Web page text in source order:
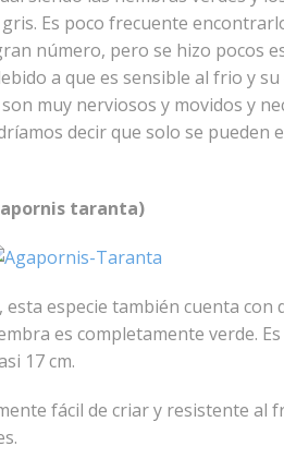
Es poco frecuente
número, pero se hizo pocos
a que es sensible al frio y
muy nerviosos y movidos y
decir que solo se pueden
taranta)
especie también cuenta con
es completamente verde.
17 cm.
fácil de criar y resistente al